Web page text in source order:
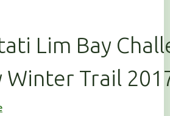
Lim Bay
Winter Trail